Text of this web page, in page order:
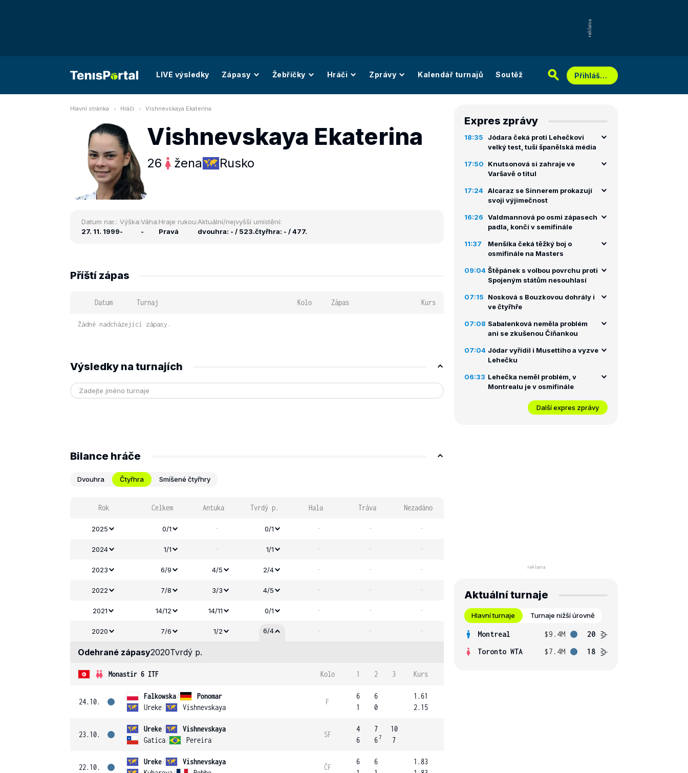
LIVE výsledky Zápasy Žebříčky Hráči Zprávy Kalendář turnajů Soutěž Přihlášení
Hlavní stránka Hráči Vishnevskaya Ekaterina
Vishnevskaya Ekaterina
26 žena Rusko
Datum nar.:
27. 11. 1999
Výška:
-
Váha:
-
Hraje rukou:
Pravá
Aktuální/nejvyšší umístění:
dvouhra: - / 523.čtyřhra: - / 477.
Příští zápas
Datum Turnaj Kolo Zápas Kurs
Žádné nadcházející zápasy.
Výsledky na turnajích
Bilance hráče
Dvouhra Čtyřhra Smíšené čtyřhry
Rok Celkem Antuka Tvrdý p. Hala Tráva Nezadáno
2025 0/1 - 0/1 - - -
2024 1/1 - 1/1 - - -
2023 6/9 4/5 2/4 - - -
2022 7/8 3/3 4/5 - - -
2021 14/12 14/11 0/1 - - -
2020 7/6 1/2 6/4 - - -
Odehrané zápasy2020Tvrdý p.
Monastir 6 ITF Kolo 1 2 3 Kurs
24.10.
Falkowska/
Ponomar
Ureke/ Vishnevskaya
F
6
1
6
0
1.61
2.15
23.10.
Ureke/
Vishnevskaya
Gatica/ Pereira
SF
4
6
7
67
10
7
22.10.
Ureke/
Vishnevskaya
ČF
6
6
1.83
Expres zprávy
18:35
Jódara čeká proti Lehečkovi
velký test, tuší španělská média
17:50
Knutsonová si zahraje ve
Varšavě o titul
17:24 Alcaraz se Sinnerem prokazují
svoji výjimečnost
16:26
Valdmannová po osmi zápasech
padla, končí v semifinále
11:37
Menšíka čeká těžký boj o
osmifinále na Masters
09:04 Štěpánek s volbou povrchu proti
Spojeným státům nesouhlasí
07:15
Nosková s Bouzkovou dohrály i
ve čtyřhře
07:08 Sabalenková neměla problém
ani se zkušenou Číňankou
07:04 Jódar vyřídil i Musettiho a vyzve
Lehečku
06:33 Lehečka neměl problém, v
Montrealu je v osmifinále
Další expres zprávy
Aktuální turnaje
Hlavní turnaje Turnaje nižší úrovně
Montreal $9.4M
20
Toronto WTA
$7.4M 18